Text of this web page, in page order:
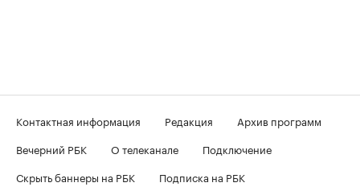
Контактная информация Редакция
Архив программ
Вечерний РБК
О телеканале
Подключение
Скрыть баннеры на РБК
Подписка на РБК